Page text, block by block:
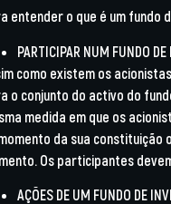
entender o que é um
PARTICIPAR NUM FUNDO
como existem os
o conjunto do activo do
medida em que os
da sua
Os participantes
AÇÕES DE UM FUNDO DE